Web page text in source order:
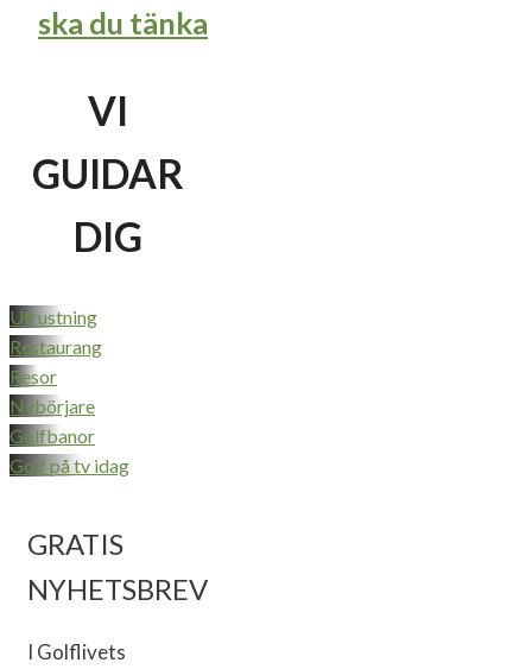
ska du tänka
VI
GUIDAR
DIG
Utrustning
Restaurang
Resor
Nybörjare
Golfbanor
Golf på tv idag
GRATIS
NYHETSBREV
I Golflivets